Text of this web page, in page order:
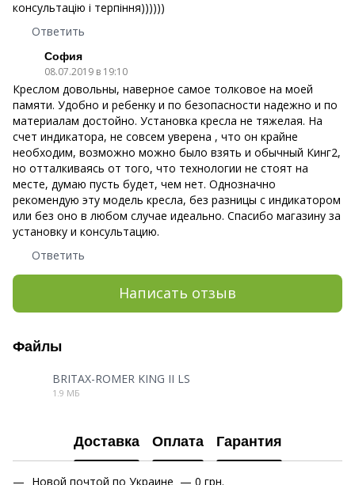
консультацію і терпіння))))))
Ответить
София
08.07.2019 в 19:10
Креслом довольны, наверное самое толковое на моей
памяти. Удобно и ребенку и по безопасности надежно и по
материалам достойно. Установка кресла не тяжелая. На
счет индикатора, не совсем уверена , что он крайне
необходим, возможно можно было взять и обычный Кинг2,
но отталкиваясь от того, что технологии не стоят на
месте, думаю пусть будет, чем нет. Однозначно
рекомендую эту модель кресла, без разницы с индикатором
или без оно в любом случае идеально. Спасибо магазину за
установку и консультацию.
Ответить
Написать отзыв
Файлы
BRITAX-ROMER KING II LS
1.9 МБ
Доставка Оплата Гарантия
Новой почтой по Украине — 0 грн.